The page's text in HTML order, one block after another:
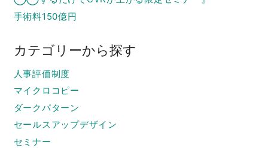
手術料150億円
カテゴリーから探す
人事評価制度
マイクロコピー
ダークパターン
セールスアップデザイン
セミナー